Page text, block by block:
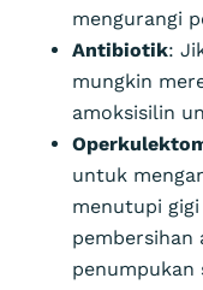
mengurangi
Antibiotik:
mungkin
amoksisilin
untuk
menutupi
pembersihan
penumpukan